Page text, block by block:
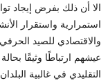
الا أن ذلك بفرض إيجاد
استمرارية واستقرار
والاقتصادي للصيد
عيشهم ارتباطًا وثيقًا
التقليدي في غالبية